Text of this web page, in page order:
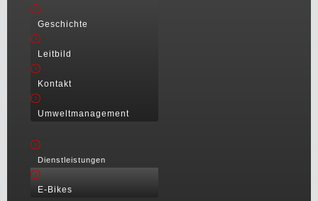
Geschichte
Leitbild
Kontakt
Umweltmanagement
Dienstleistungen
E-Bikes